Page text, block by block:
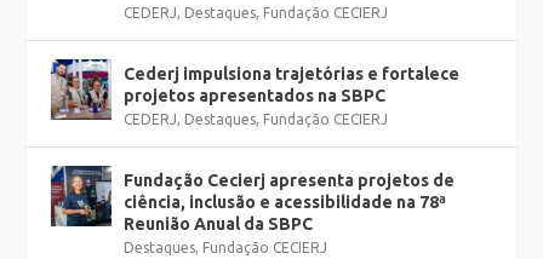
CEDERJ, Destaques, Fundação CECIERJ
Cederj impulsiona trajetórias e fortalece
projetos apresentados na SBPC
CEDERJ, Destaques, Fundação CECIERJ
Fundação Cecierj apresenta projetos de
ciência, inclusão e acessibilidade na 78ª
Reunião Anual da SBPC
Destaques, Fundação CECIERJ